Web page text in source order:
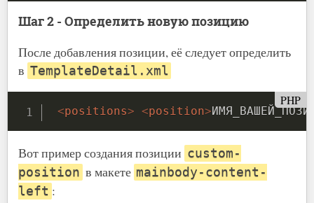
Шаг 2 - Определить новую позицию
После добавления позиции, её следует определить
в TemplateDetail.xml
PHP
<positions> <position>
Вот пример создания позиции custom-
position в макете mainbody-content-
left :